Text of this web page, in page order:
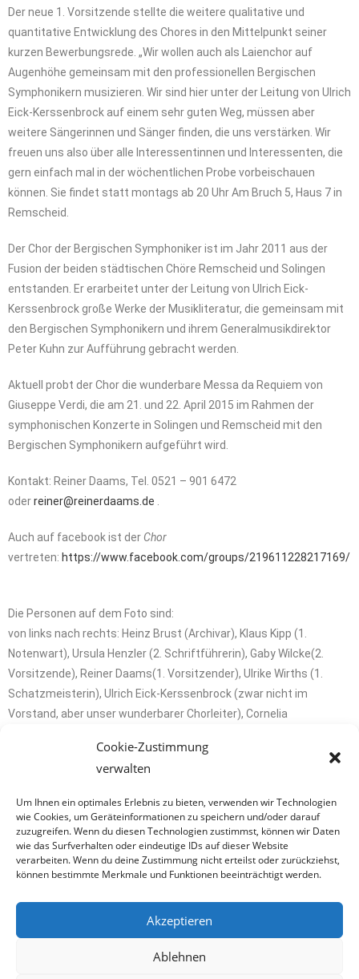
Cookie-Zustimmung
verwalten
Um Ihnen ein optimales Erlebnis zu bieten, verwenden wir Technologien
wie Cookies, um Geräteinformationen zu speichern und/oder darauf
zuzugreifen. Wenn du diesen Technologien zustimmst, können wir Daten
wie das Surfverhalten oder eindeutige IDs auf dieser Website
verarbeiten. Wenn du deine Zustimmung nicht erteilst oder zurückziehst,
können bestimmte Merkmale und Funktionen beeinträchtigt werden.
Akzeptieren
Ablehnen
Der neue 1. Vorsitzende stellte die weitere qualitative und
quantitative Entwicklung des Chores in den Mittelpunkt seiner
kurzen Bewerbungsrede. „Wir wollen auch als Laienchor auf
Augenhöhe gemeinsam mit den professionellen Bergischen
Symphonikern musizieren. Wir sind hier unter der Leitung von Ulrich
Eick-Kerssenbrock auf einem sehr guten Weg, müssen aber
weitere Sängerinnen und Sänger finden, die uns verstärken. Wir
freuen uns also über alle Interessentinnen und Interessenten, die
gern einfach mal in der wöchentlichen Probe vorbeischauen
können. Sie findet statt montags ab 20 Uhr Am Bruch 5, Haus 7 in
Remscheid.
Der Chor der Bergischen Symphoniker ist im Jahr 2011 aus der
Fusion der beiden städtischen Chöre Remscheid und Solingen
entstanden. Er erarbeitet unter der Leitung von Ulrich Eick-
Kerssenbrock große Werke der Musikliteratur, die gemeinsam mit
den Bergischen Symphonikern und ihrem Generalmusikdirektor
Peter Kuhn zur Aufführung gebracht werden.
Aktuell probt der Chor die wunderbare Messa da Requiem von
Giuseppe Verdi, die am 21. und 22. April 2015 im Rahmen der
symphonischen Konzerte in Solingen und Remscheid mit den
Bergischen Symphonikern aufgeführt wird.
Kontakt: Reiner Daams, Tel. 0521 – 901 6472
oderreiner@reinerdaams.de
Auch auf facebook ist der Chor
vertreten: https://www.facebook.com/groups/219611228217169/
Die Personen auf dem Foto sind:
von links nach rechts: Heinz Brust (Archivar), Klaus Kipp (1.
Notenwart), Ursula Henzler (2. Schriftführerin), Gaby Wilcke(2.
Vorsitzende), Reiner Daams(1. Vorsitzender), Ulrike Wirths (1.
Schatzmeisterin), Ulrich Eick-Kerssenbrock (zwar nicht im
Vorstand, aber unser wunderbarer Chorleiter), Cornelia
Schriftführerin) – leider nicht auf dem Bild, aber ebenfalls gewählt
ist Gerhard Wien (2. Notenwart)